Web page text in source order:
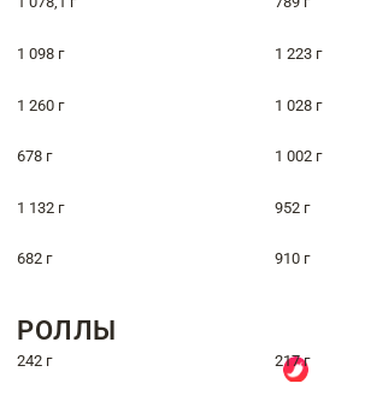
1 098 г 1 223 г
1 260 г 1 028 г
678 г 1 002 г
1 132 г 952 г
682 г 910 г
РОЛЛЫ
242 г 217 г